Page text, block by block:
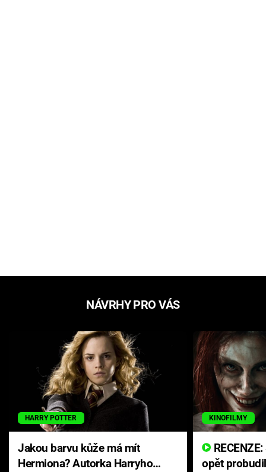
NÁVRHY PRO VÁS
HARRY POTTER
Jakou barvu kůže má mít
Hermiona? Autorka Harryho
KINOFILMY
opět